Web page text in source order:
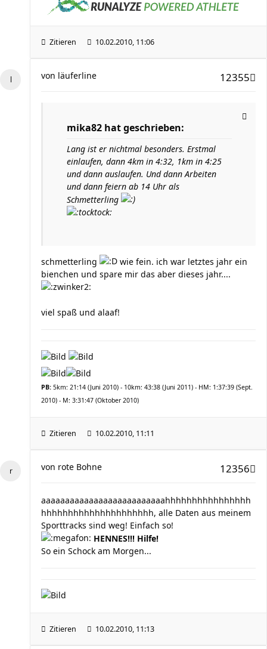
Zitieren 10.02.2010, 11:06
12355
von läuferline
mika82 hat geschrieben:
Lang ist er nichtmal besonders. Erstmal
einlaufen, dann 4km in 4:32, 1km in 4:25
und dann auslaufen. Und dann Arbeiten
und dann feiern ab 14 Uhr als
Schmetterling
schmetterling
wie fein. ich war letztes jahr ein
bienchen und spare mir das aber dieses jahr....
viel spaß und alaaf!
PB: 5km: 21:14 (Juni 2010) - 10km: 43:38 (Juni 2011) - HM: 1:37:39 (Sept.
2010) - M: 3:31:47 (Oktober 2010)
Zitieren 10.02.2010, 11:11
12356
von rote Bohne
aaaaaaaaaaaaaaaaaaaaaaaaaahhhhhhhhhhhhhhhh
hhhhhhhhhhhhhhhhhhhhh, alle Daten aus meinem
Sporttracks sind weg! Einfach so!
HENNES!!! Hilfe!
So ein Schock am Morgen...
Zitieren 10.02.2010, 11:13